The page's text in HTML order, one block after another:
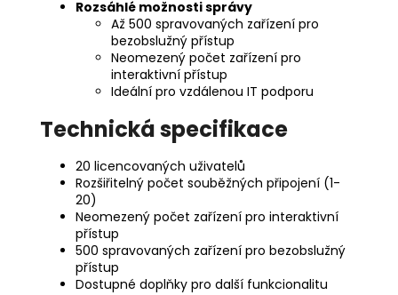
Rozsáhlé možnosti správy
Až 500 spravovaných zařízení pro
bezobslužný přístup
Neomezený počet zařízení pro
interaktivní přístup
Ideální pro vzdálenou IT podporu
Technická specifikace
20 licencovaných uživatelů
Rozšiřitelný počet souběžných připojení (1-
20)
Neomezený počet zařízení pro interaktivní
přístup
500 spravovaných zařízení pro bezobslužný
přístup
Dostupné doplňky pro další funkcionalitu